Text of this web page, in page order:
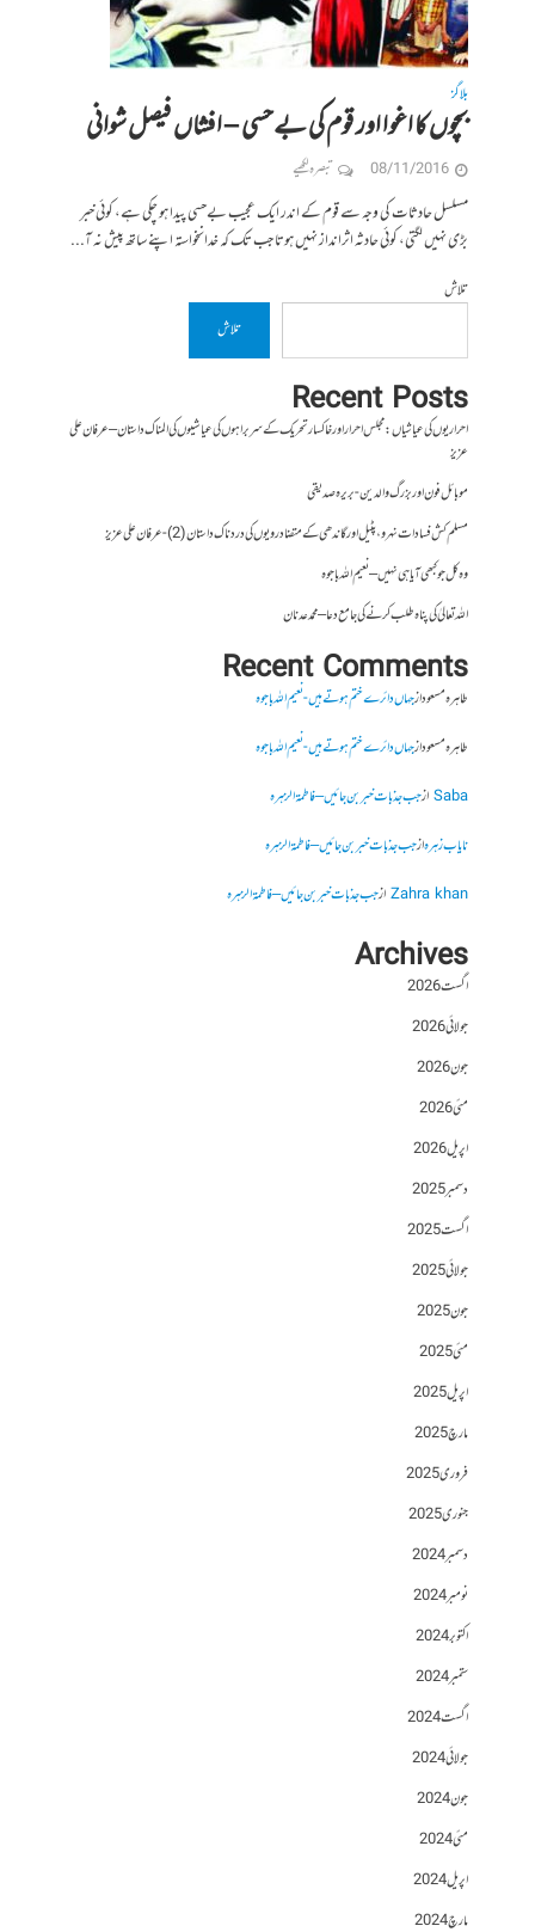
بلاگز
بچوں کا اغوا اور قوم کی بےحسی – افشاں فیصل شوانی
08/11/2016 تبصرہ لکھیے
مسلسل حادثات کی وجہ سے قوم کے اندر ایک عجیب بےحسی پیدا ہو چکی ہے، کوئی خبر
بڑی نہیں لگتی، کوئی حادثہ اثرانداز نہیں ہوتا جب تک کہ خدانخواستہ اپنے ساتھ پیش نہ آ...
تلاش
تلاش
Recent Posts
احراریوں کی عیاشیاں : مجلس احرار اور خاکسار تحریک کے سربراہوں کی عیاشیوں کی المناک داستان – عرفان علی
عزیز
موبائل فون اور بزرگ والدین- بریرہ صدیقی
مسلم کش فسادات نہرو، پٹیل اور گاندھی کے متضاد رویوں کی درد ناک داستان (2)- عرفان علی عزیز
وہ کل جو کبھی آیا ہی نہیں – نعیم اللہ باجوہ
اللہ تعالیٰ کی پناہ طلب کرنے کی جامع دعا – محمد عدنان
Recent Comments
طاہرہ مسعودازجہاں دائرے ختم ہوتے ہیں- نعیم اللہ باجوہ
طاہرہ مسعودازجہاں دائرے ختم ہوتے ہیں- نعیم اللہ باجوہ
Sabaازجب جذبات خبر بن جائیں – فاطمۃالزہرہ
نایاب زہرہازجب جذبات خبر بن جائیں – فاطمۃالزہرہ
Zahra khanازجب جذبات خبر بن جائیں – فاطمۃالزہرہ
Archives
اگست 2026
جولائی 2026
جون 2026
مئی 2026
اپریل 2026
دسمبر 2025
اگست 2025
جولائی 2025
جون 2025
مئی 2025
اپریل 2025
مارچ 2025
فروری 2025
جنوری 2025
دسمبر 2024
نومبر 2024
اکتوبر 2024
ستمبر 2024
اگست 2024
جولائی 2024
جون 2024
مئی 2024
اپریل 2024
مارچ 2024